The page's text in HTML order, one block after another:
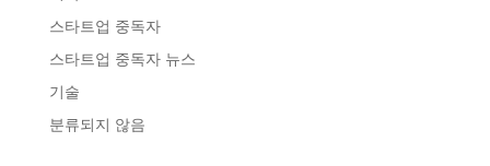
스타트업 중독자
스타트업 중독자 뉴스
기술
분류되지 않음